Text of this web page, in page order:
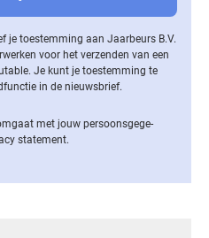
je toestemming aan Jaarbeurs B.V.
voor het verzenden van een
Je kunt je toestemming te
in de nieuwsbrief.
met jouw per­soons­ge­ge­
statement.